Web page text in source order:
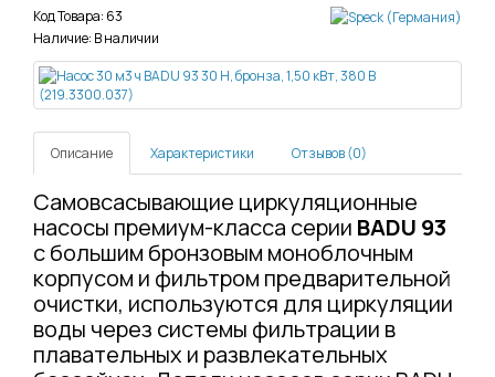
Код Товара: 63
Наличие: В наличии
Описание Характеристики Отзывов (0)
Самовсасывающие циркуляционные
насосы премиум-класса серии BADU 93
с большим бронзовым моноблочным
корпусом и фильтром предварительной
очистки, используются для циркуляции
воды через системы фильтрации в
плавательных и развлекательных